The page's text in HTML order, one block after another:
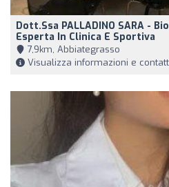
Dott.ssa PALLADINO SARA -
Esperta In Clinica E Sportiva
7,9km, Abbiategrasso
Visualizza informazioni e